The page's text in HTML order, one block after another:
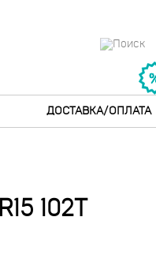
ДОСТАВКА/ОПЛАТА
102T